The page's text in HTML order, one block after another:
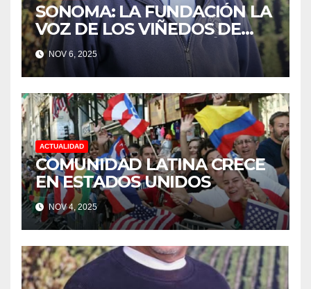
SONOMA: LA FUNDACIÓN LA
VOZ DE LOS VIÑEDOS DE
SONOMA, RECONOCIÓ A LOS
TRABAJADORES DEL MES DE
FEBRERO POR SU GRAN
TRABAJO EN LA PODA DE
UVAS
NOV 6, 2025
ACTUALIDAD
COMUNIDAD LATINA CRECE
EN ESTADOS UNIDOS
NOV 4, 2025